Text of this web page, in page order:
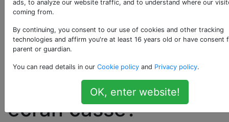
sauvegarder des
données (SMS /
contacts) à partir
d'un appareil avec un
écran cassé?
ads, to analyze our website traffic, and to understand where our
coming from.
By continuing, you consent to our use of cookies and other tracking
technologies and affirm you're at least 16 years old or have consent
parent or guardian.
You can read details in our Cookie policy and Privacy policy.
OK, enter website!